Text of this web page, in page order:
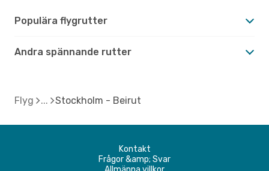
Populära flygrutter
Andra spännande rutter
Flyg Stockholm - Beirut
Kontakt
Frågor &amp; Svar